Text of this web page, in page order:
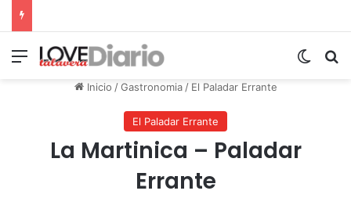
Menú
Inicio / Gastronomia / El Paladar Errante
El Paladar Errante
La Martinica – Paladar
Errante